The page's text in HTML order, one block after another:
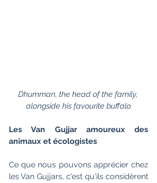
Dhumman, the head of the family,
alongside his favourite buffalo
Les Van Gujjar amoureux des
animaux et écologistes
Ce que nous pouvons apprécier chez
les Van Gujjars, c'est qu'ils considèrent